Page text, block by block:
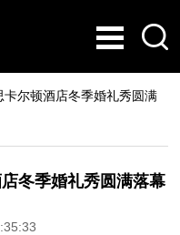
卡尔顿酒店冬季婚礼秀圆满
冬季婚礼秀圆满落幕